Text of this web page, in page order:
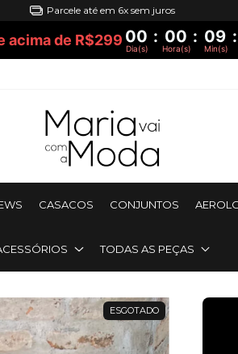
Parcele até em 6x sem juros
acima de R$299 00 : 00 : 09 :
Dia(s) Hora(s) Min(s)
CASACOS CONJUNTOS
TODAS AS PEÇAS
ESGOTADO